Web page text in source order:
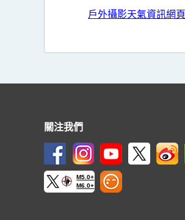
戶外攝影天氣資訊網頁
關注我們
M5.0+
M6.0+